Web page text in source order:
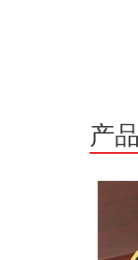
产